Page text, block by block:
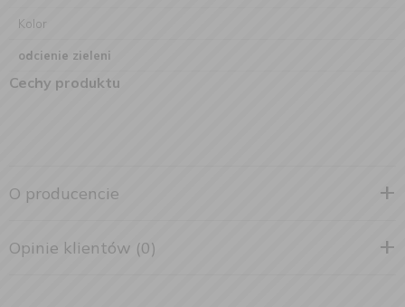
Kolor
odcienie zieleni
Cechy produktu
O producencie
Opinie klientów (0)